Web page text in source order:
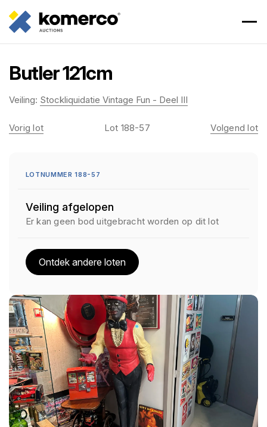
Butler 121cm
Veiling: Stockliquidatie Vintage Fun - Deel III
Vorig lot Lot 188-57 Volgend lot
LOTNUMMER 188-57
Veiling afgelopen
Er kan geen bod uitgebracht worden op dit lot
Ontdek andere loten